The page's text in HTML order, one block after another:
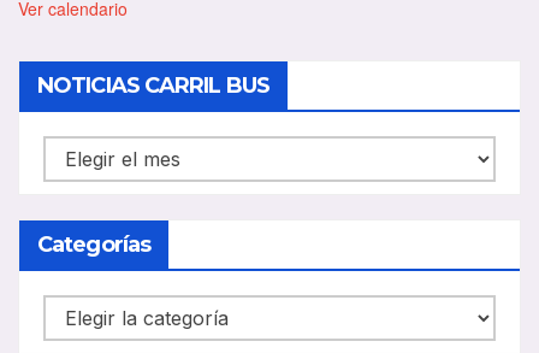
a
d
o
Ver calendario
NOTICIAS CARRIL BUS
NOTICIAS
CARRIL
BUS
Categorías
Categorías